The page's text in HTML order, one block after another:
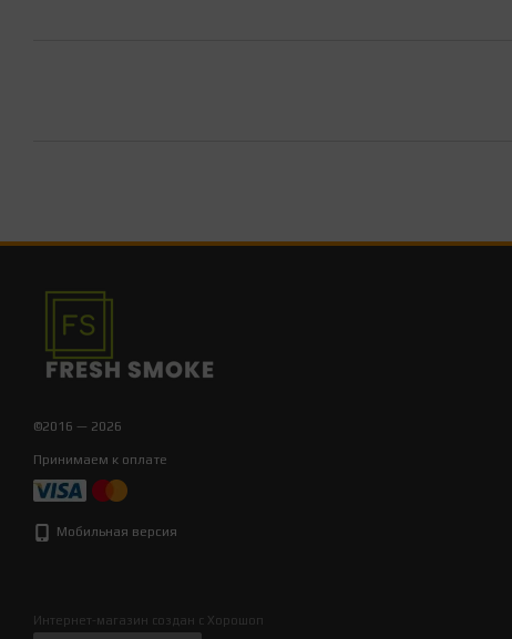
©2016 — 2026
Принимаем к оплате
Мобильная версия
Интернет-магазин создан с Хорошоп